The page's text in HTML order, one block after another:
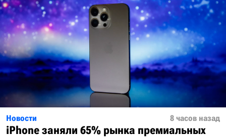
Новости 8 часов назад
iPhone заняли 65% рынка премиальных